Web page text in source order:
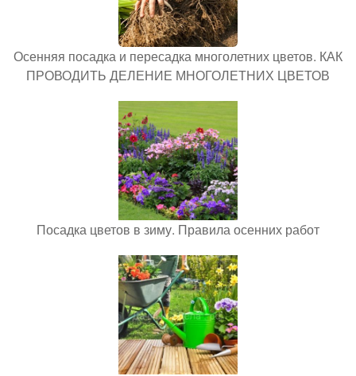
Осенняя посадка и пересадка многолетних цветов. КАК
ПРОВОДИТЬ ДЕЛЕНИЕ МНОГОЛЕТНИХ ЦВЕТОВ
Посадка цветов в зиму. Правила осенних работ